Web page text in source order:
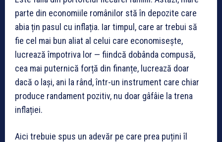
parte din economiile românilor stă în depozite care
abia țin pasul cu inflația. Iar timpul, care ar trebui să
fie cel mai bun aliat al celui care economisește,
lucrează împotriva lor — fiindcă dobânda compusă,
cea mai puternică forță din finanțe, lucrează doar
dacă o lași, ani la rând, într-un instrument care chiar
produce randament pozitiv, nu doar gâfâie la trena
inflației.
Aici trebuie spus un adevăr pe care prea puțini îl